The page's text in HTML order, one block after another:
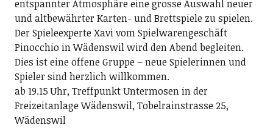
entspannter Atmosphäre eine grosse Auswahl neuer
und altbewährter Karten- und Brettspiele zu spielen.
Der Spieleexperte Xavi vom Spielwarengeschäft
Pinocchio in Wädenswil wird den Abend begleiten.
Dies ist eine offene Gruppe – neue Spielerinnen und
Spieler sind herzlich willkommen.
ab 19.15 Uhr, Treffpunkt Untermosen in der
Freizeitanlage Wädenswil, Tobelrainstrasse 25,
Wädenswil